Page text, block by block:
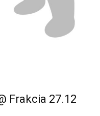
Frakcia 27.12